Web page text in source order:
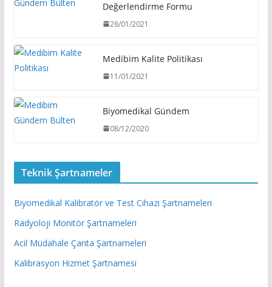
Değerlendirme Formu
28/01/2021
Medibim Kalite Politikası
11/01/2021
Biyomedikal Gündem
08/12/2020
Teknik Şartnameler
Biyomedikal Kalibratör ve Test Cihazı Şartnameleri
Radyoloji Monitör Şartnameleri
Acil Müdahale Çanta Şartnameleri
Kalibrasyon Hizmet Şartnamesi